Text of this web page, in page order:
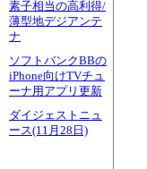
素子相当の高利得/
薄型地デジアンテ
ナ
ソフトバンクBBの
iPhone向けTVチュ
ーナ用アプリ更新
ダイジェストニュ
ース(11月28日)